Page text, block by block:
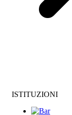
ISTITUZIONI